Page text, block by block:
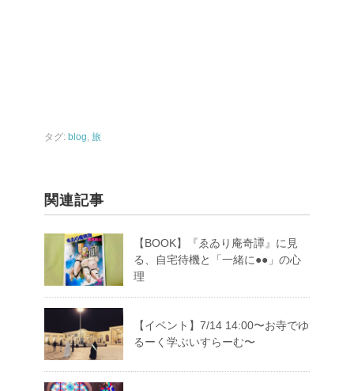
タグ: blog 旅
関連記事
【BOOK】『ゑゐり庵奇譚』に見
る、自宅待機と「一緒に●●」の心
理
【イベント】7/14 14:00〜お寺でゆ
るーく学ぶいすらーむ〜